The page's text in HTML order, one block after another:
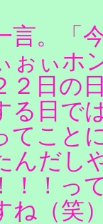
言。「
ぉぃホ
２日の
る日で
てこと
んだし
！っ
ね（笑